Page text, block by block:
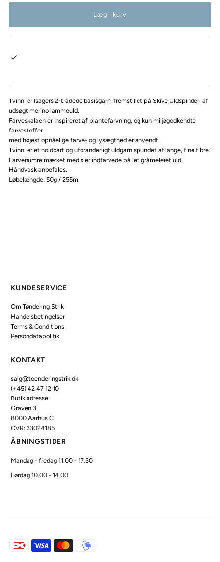
Tvinni er Isagers 2-trådede basisgarn, fremstillet på Skive Uldspinderi af
udsøgt merino lammeuld.
Farveskalaen er inspireret af plantefarvning, og kun miljøgodkendte
farvestoffer
med højest opnåelige farve- og lysægthed er anvendt.
Tvinni er et holdbart og uforanderligt uldgarn spundet af lange, fine fibre.
Farvenumre mærket med s er indfarvede på let gråmeleret uld.
Håndvask anbefales.
Løbelængde: 50g / 255m
KUNDESERVICE
Om Tøndering Strik
Handelsbetingelser
Terms & Conditions
Persondatapolitik
KONTAKT
salg@toenderingstrik.dk
(+45) 42 47 12 10
Butik adresse:
Graven 3
8000 Aarhus C
CVR: 33024185
ÅBNINGSTIDER
Mandag - fredag 11.00 - 17.30
Lørdag 10.00 - 14.00